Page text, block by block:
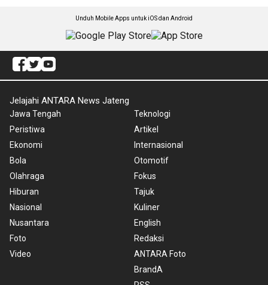
Unduh Mobile Apps untuk iOS dan Android
Jelajahi ANTARA News Jateng
Jawa Tengah
Peristiwa
Ekonomi
Bola
Olahraga
Hiburan
Nasional
Nusantara
Foto
Video
Teknologi
Artikel
Internasional
Otomotif
Fokus
Tajuk
Kuliner
English
Redaksi
ANTARA Foto
BrandA